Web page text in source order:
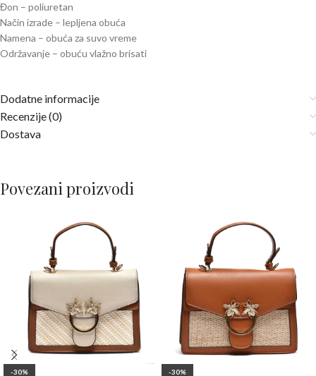
Đon – poliuretan
Način izrade – lepljena obuća
Namena – obuća za suvo vreme
Održavanje – obuću vlažno brisati
Dodatne informacije
Recenzije (0)
Dostava
Povezani proizvodi
-30% -30%